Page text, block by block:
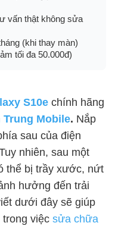
vấn thật không sửa
(khi thay màn)
tối đa 50.000đ)
S10e chính hãng
Trung Mobile. Nắp
sau của điện
nhiên, sau một
thể bị trầy xước, nứt
hưởng đến trải
dưới đây sẽ giúp
việc sửa chữa